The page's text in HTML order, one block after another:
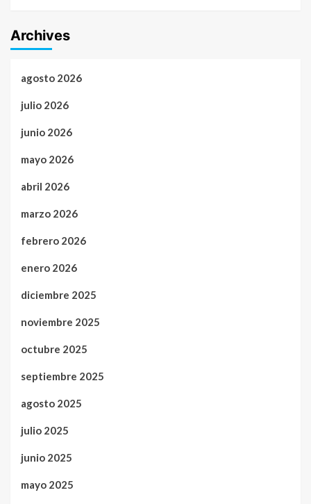
Archives
agosto 2026
julio 2026
junio 2026
mayo 2026
abril 2026
marzo 2026
febrero 2026
enero 2026
diciembre 2025
noviembre 2025
octubre 2025
septiembre 2025
agosto 2025
julio 2025
junio 2025
mayo 2025